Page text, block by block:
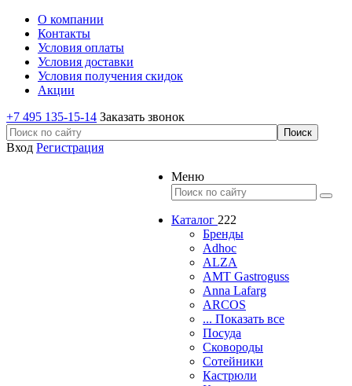
О компании
Контакты
Условия оплаты
Условия доставки
Условия получения скидок
Акции
+7 495 135-15-14 Заказать звонок
Вход Регистрация
Меню
Каталог 222
Бренды
Adhoc
ALZA
AMT Gastroguss
Anna Lafarg
ARCOS
... Показать все
Посуда
Сковороды
Сотейники
Кастрюли